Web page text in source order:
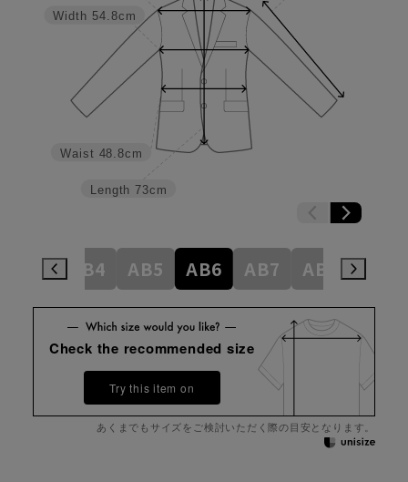
Length 73cm
Waist 48.8cm
Width 54.8cm
AB4 AB5 AB6 AB7 AB8
Check the recommended size
Try this item on
あくまでもサイズをご検討いただく際の目安となります。